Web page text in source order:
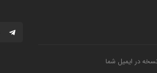
در ایمیل شما